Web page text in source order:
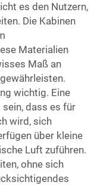
es den Nutzern,
Die Kabinen
Materialien
Maß an
wichtig. Eine
dass es für
wird, sich
über kleine
Luft zuführen.
ohne sich